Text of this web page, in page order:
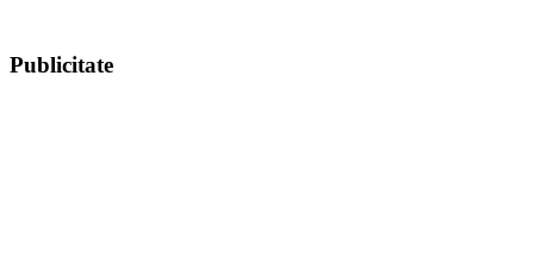
Publicitate